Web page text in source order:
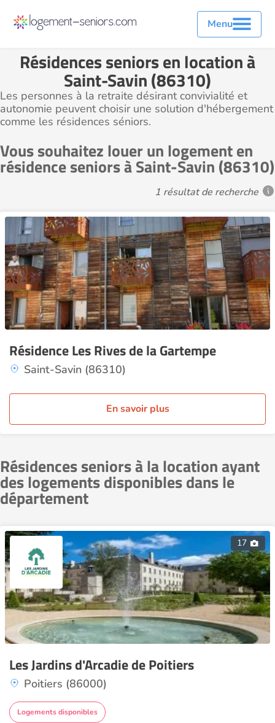
Menu
Résidences seniors en location à
Saint-Savin (86310)
Les personnes à la retraite désirant convivialité et
autonomie peuvent choisir une solution d'hébergement
comme les résidences séniors.
Vous souhaitez louer un logement en
résidence seniors à Saint-Savin (86310)
1 résultat de recherche
Résidence Les Rives de la Gartempe
Saint-Savin (86310)
En savoir plus
Résidences seniors à la location ayant
des logements disponibles dans le
département
17
Les Jardins d'Arcadie de Poitiers
Poitiers (86000)
Logements disponibles